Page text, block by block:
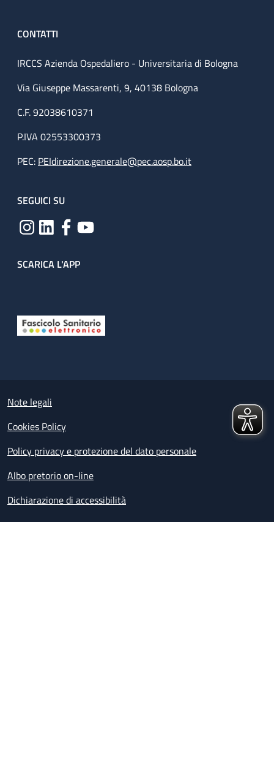
CONTATTI
IRCCS Azienda Ospedaliero - Universitaria di Bologna
Via Giuseppe Massarenti, 9, 40138 Bologna
C.F. 92038610371
P.IVA 02553300373
PEC: PEIdirezione.generale@pec.aosp.bo.it
SEGUICI SU
SCARICA L'APP
Small prints
Note legali
Cookies Policy
Policy privacy e protezione del dato personale
Albo pretorio on-line
Dichiarazione di accessibilità